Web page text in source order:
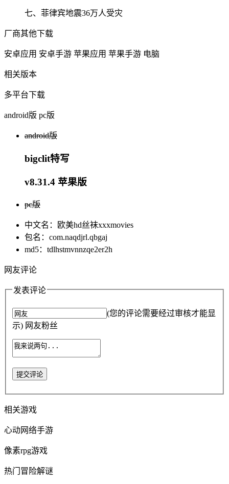
七、菲律宾地震36万人受灾
厂商其他下载
安卓应用 安卓手游 苹果应用 苹果手游 电脑
相关版本
多平台下载
android版 pc版
android版
bigclit特写
v8.31.4 苹果版
pc版
中文名：欧美hd丝袜xxxmovies
包名：com.naqdjrl.qbgaj
md5：tdlhstmvnnzqe2er2h
网友评论
发表评论
(您的评论需要经过审核才能显
示) 网友粉丝
提交评论
相关游戏
心动网络手游
像素rpg游戏
热门冒险解谜